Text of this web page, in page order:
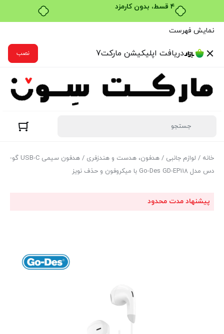
بدون ضامن، بدون سود
نمایش فهرست
دریافت اپلیکیشن مارکت7 نصب
خانه / لوازم جانبی / هدفون، هدست و هندزفری
/ هدفون سیمی USB-C گو-
دس مدل Go-Des GD-EP118 با میکروفون و حذف نویز
پیشنهاد مدت محدود